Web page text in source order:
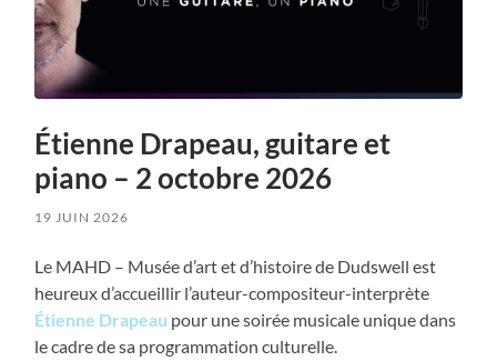
Étienne Drapeau, guitare et
piano – 2 octobre 2026
19 JUIN 2026
Le MAHD – Musée d’art et d’histoire de Dudswell est
heureux d’accueillir l’auteur-compositeur-interprète
Étienne Drapeau pour une soirée musicale unique dans
le cadre de sa programmation culturelle.